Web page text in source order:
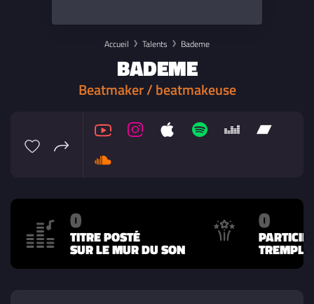
Accueil Talents Bademe
BADEME
Beatmaker / beatmakeuse
0
TITRE POSTÉ
SUR LE MUR DU SON
0